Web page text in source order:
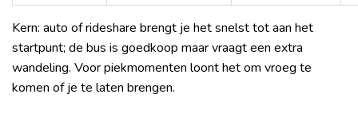
Kern: auto of rideshare brengt je het snelst tot aan het
startpunt; de bus is goedkoop maar vraagt een extra
wandeling. Voor piekmomenten loont het om vroeg te
komen of je te laten brengen.